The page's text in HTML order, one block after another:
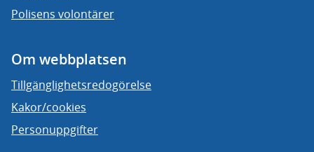
Polisens volontärer
Om webbplatsen
Tillgänglighetsredogörelse
Kakor/cookies
Personuppgifter